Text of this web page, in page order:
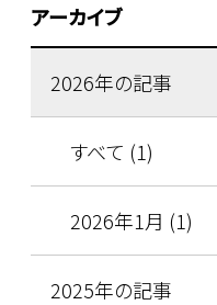
アーカイブ
2026年の記事
すべて (1)
2026年1月 (1)
2025年の記事